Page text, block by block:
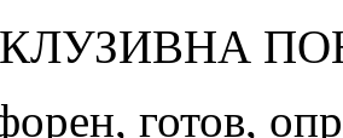
готов,